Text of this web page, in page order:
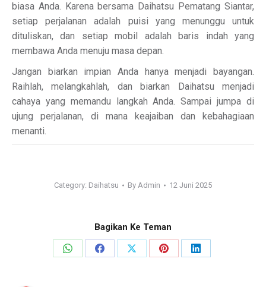
biasa Anda. Karena bersama Daihatsu Pematang Siantar,
setiap perjalanan adalah puisi yang menunggu untuk
dituliskan, dan setiap mobil adalah baris indah yang
membawa Anda menuju masa depan.
Jangan biarkan impian Anda hanya menjadi bayangan.
Raihlah, melangkahlah, dan biarkan Daihatsu menjadi
cahaya yang memandu langkah Anda. Sampai jumpa di
ujung perjalanan, di mana keajaiban dan kebahagiaan
menanti.
Category: Daihatsu By Admin 12 Juni 2025
Bagikan Ke Teman
Share
Share
Share
Share
Share